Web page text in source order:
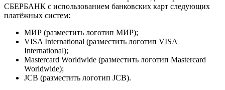
СБЕРБАНК с использованием банковских карт следующих
платёжных систем:
МИР (разместить логотип МИР);
VISA International (разместить логотип VISA
International);
Mastercard Worldwide (разместить логотип Mastercard
Worldwide);
JCB (разместить логотип JCB).